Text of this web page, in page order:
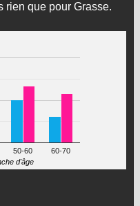
rien que pour Grasse.
50-60 60-70
d'âge